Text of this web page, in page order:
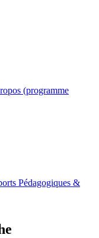
(programme
Pédagogiques &